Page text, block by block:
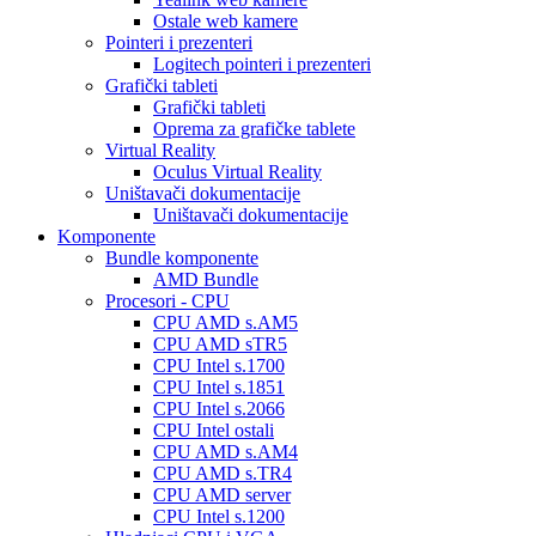
Ostale web kamere
Pointeri i prezenteri
Logitech pointeri i prezenteri
Grafički tableti
Grafički tableti
Oprema za grafičke tablete
Virtual Reality
Oculus Virtual Reality
Uništavači dokumentacije
Uništavači dokumentacije
Komponente
Bundle komponente
AMD Bundle
Procesori - CPU
CPU AMD s.AM5
CPU AMD sTR5
CPU Intel s.1700
CPU Intel s.1851
CPU Intel s.2066
CPU Intel ostali
CPU AMD s.AM4
CPU AMD s.TR4
CPU AMD server
CPU Intel s.1200